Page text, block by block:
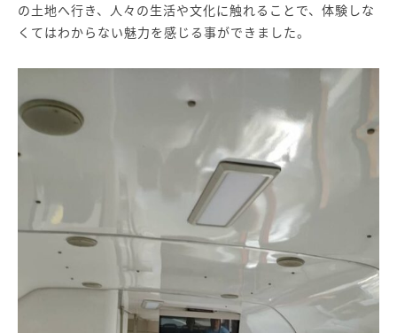
の土地へ行き、人々の生活や文化に触れることで、体験しな
くてはわからない魅力を感じる事ができました。